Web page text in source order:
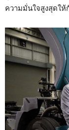
ความมั่นใจสูงสุดให้